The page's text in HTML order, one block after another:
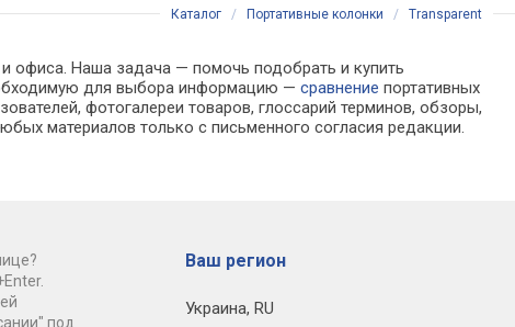
Каталог / Портативные колонки / Transparent
офиса. Наша задача — помочь подобрать и купить
для выбора информацию —сравнение портативных
фотогалереи товаров, глоссарий терминов, обзоры,
материалов только с письменного согласия редакции.
под
Ваш регион
Украина, RU